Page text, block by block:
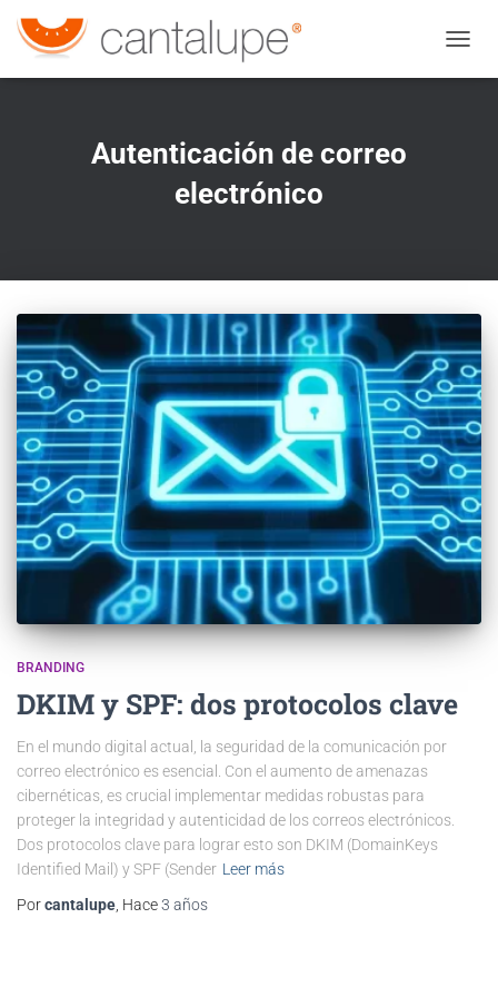
Autenticación de correo
electrónico
BRANDING
DKIM y SPF: dos protocolos clave
En el mundo digital actual, la seguridad de la comunicación por
correo electrónico es esencial. Con el aumento de amenazas
cibernéticas, es crucial implementar medidas robustas para
proteger la integridad y autenticidad de los correos electrónicos.
Dos protocolos clave para lograr esto son DKIM (DomainKeys
Identified Mail) y SPF (Sender Leer más
Porcantalupe , Hace3 años